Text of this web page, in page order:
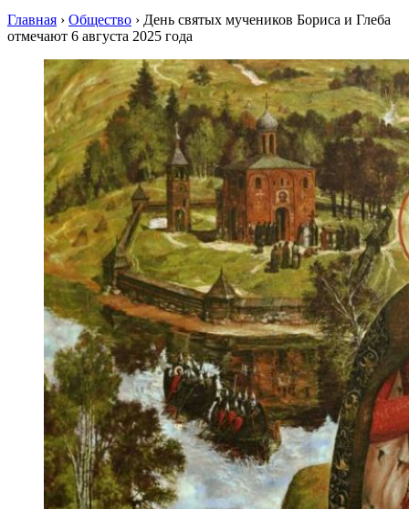
Главная › Общество › День святых мучеников Бориса и Глеба
отмечают 6 августа 2025 года